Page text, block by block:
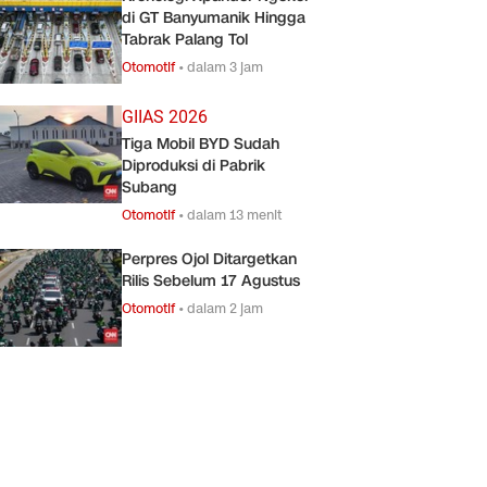
di GT Banyumanik Hingga
Tabrak Palang Tol
Otomotif•dalam 3 jam
GIIAS 2026
Tiga Mobil BYD Sudah
Diproduksi di Pabrik
Subang
Otomotif•dalam 13 menit
Perpres Ojol Ditargetkan
Rilis Sebelum 17 Agustus
Otomotif•dalam 2 jam